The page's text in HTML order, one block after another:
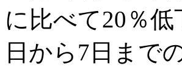
に比べて20％
日から7日まで